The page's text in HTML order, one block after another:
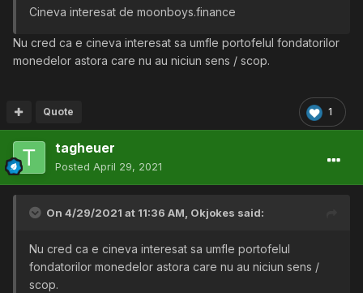
Cineva interesat de moonboys.finance
Nu cred ca e cineva interesat sa umfle portofelul fondatorilor
monedelor astora care nu au niciun sens / scop.
1
Quote
tagheuer
Posted April 29, 2021
On 4/29/2021 at 11:36 AM, Okjokes said:
Nu cred ca e cineva interesat sa umfle portofelul
fondatorilor monedelor astora care nu au niciun sens /
scop.